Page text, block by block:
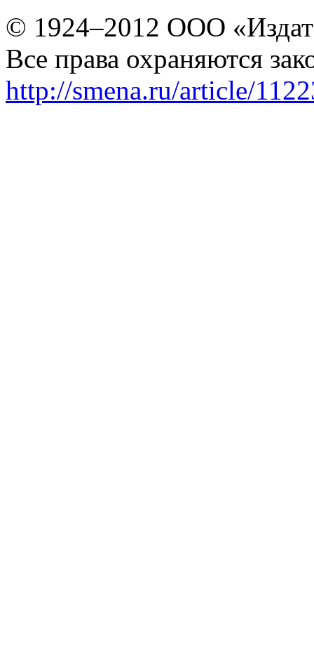
© 1924–2012 ООО
Все права охраняются
http://smena.ru/article/